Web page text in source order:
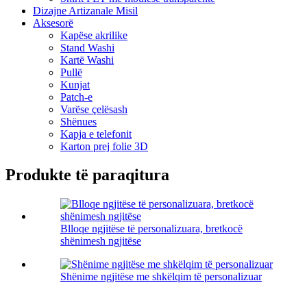
Dizajne Artizanale Misil
Aksesorë
Kapëse akrilike
Stand Washi
Kartë Washi
Pullë
Kunjat
Patch-e
Varëse çelësash
Shënues
Kapja e telefonit
Karton prej folie 3D
Produkte të paraqitura
Blloqe ngjitëse të personalizuara, bretkocë
shënimesh ngjitëse
Shënime ngjitëse me shkëlqim të personalizuar